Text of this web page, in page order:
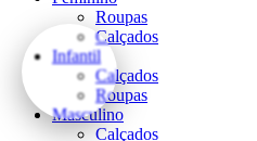
Roupas
Calçados
Infantil
Calçados
Roupas
Masculino
Calçados